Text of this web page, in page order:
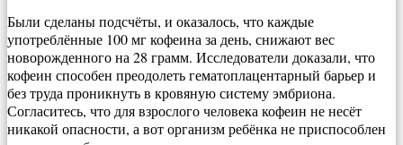
Были сделаны подсчёты, и оказалось, что каждые
употреблённые 100 мг кофеина за день, снижают вес
новорожденного на 28 грамм. Исследователи доказали, что
кофеин способен преодолеть гематоплацентарный барьер и
без труда проникнуть в кровяную систему эмбриона.
Согласитесь, что для взрослого человека кофеин не несёт
никакой опасности, а вот организм ребёнка не приспособлен